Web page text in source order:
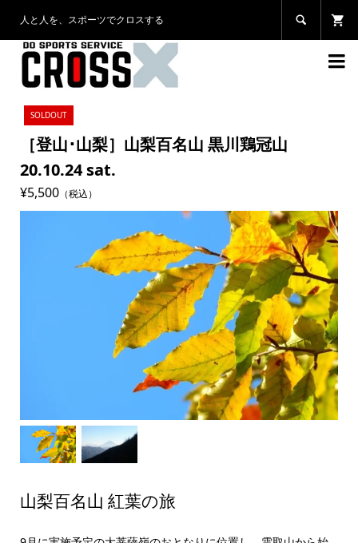
人と人を、スポーツでクロスする 

SOLDOUT
［登山･山梨］山梨百名山 黒川鶏冠山
20.10.24 sat.
¥5,500（税込）
山梨百名山 紅葉の旅